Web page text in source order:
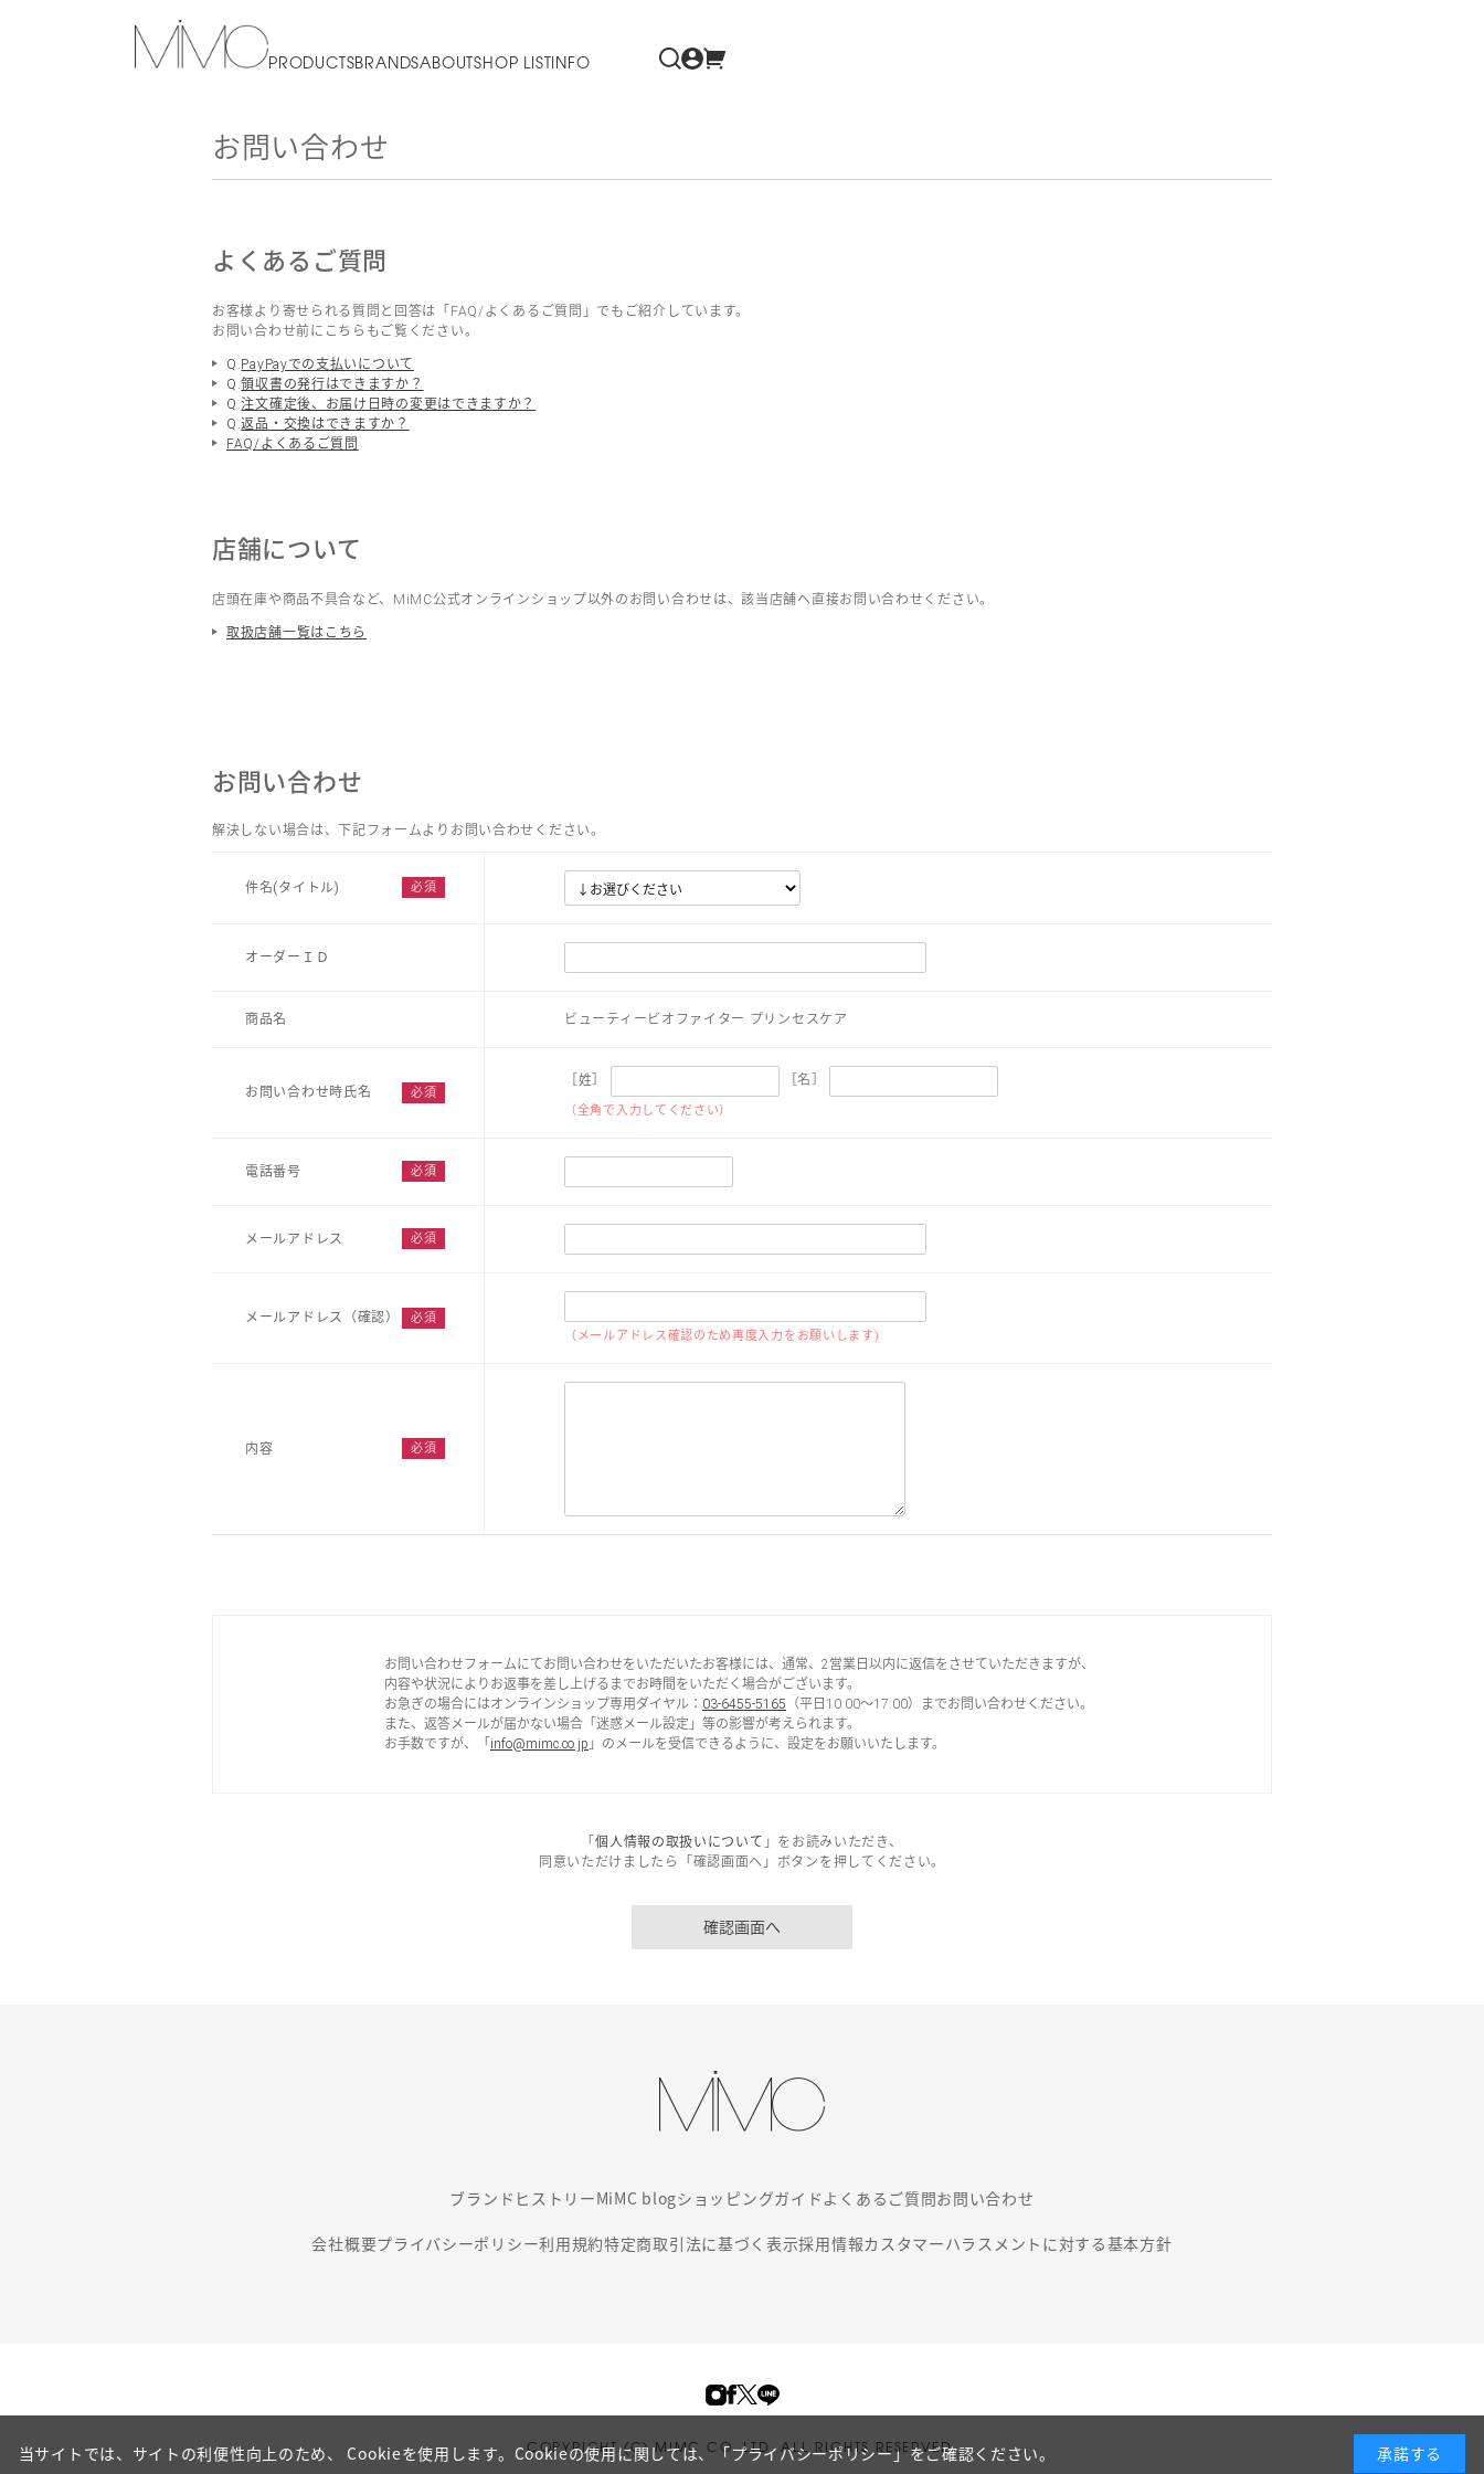
PRODUCTSBRANDSABOUTSHOP LIST INFO
お問い合わせ
よくあるご質問
お客様より寄せられる質問と回答は「FAQ/よくあるご質問」でもご紹介しています。
お問い合わせ前にこちらもご覧ください。
Q. PayPayでの支払いについて
Q.領収書の発行はできますか？
Q.注文確定後、お届け日時の変更はできますか？
Q.返品・交換はできますか？
FAQ/よくあるご質問
店舗について
店頭在庫や商品不具合など、MiMC公式オンラインショップ以外のお問い合わせは、該当店舗へ直接お問い合わせください。
取扱店舗一覧はこちら
お問い合わせ
解決しない場合は、下記フォームよりお問い合わせください。
件名(タイトル)
オーダーＩＤ
商品名 ビューティービオファイター プリンセスケア
お問い合わせ時氏名
［姓］ ［名］
（全角で入力してください）
電話番号
メールアドレス
メールアドレス（確認）
（メールアドレス確認のため再度入力をお願いします)
内容
お問い合わせフォームにてお問い合わせをいただいたお客様には、通常、2営業日以内に返信をさせていただきますが、
内容や状況によりお返事を差し上げるまでお時間をいただく場合がございます。
お急ぎの場合にはオンラインショップ専用ダイヤル： 03-6455-5165 （平日10:00～17:00）までお問い合わせください。
また、返答メールが届かない場合「迷惑メール設定」等の影響が考えられます。
お手数ですが、「 info@mimc.co.jp 」のメールを受信できるように、設定をお願いいたします。
「個人情報の取扱いについて 」をお読みいただき、
同意いただけましたら「確認画面へ」ボタンを押してください。
ブランド ヒストリーMiMC blogショッピングガイド よくあるご質問お問い合わせ
会社概要プライバシーポリシー利用規約特定商取引法に基づく表示採用情報カスタマーハラスメントに対する基本方針
COPYRIGHT (C) MIMC CO. LTD. ALL RIGHTS RESERVED.
当サイトでは、サイトの利便性向上のため、 Cookieを使用します。Cookieの使用に関しては、「プライバシーポリシー」をご確認ください。 承諾する